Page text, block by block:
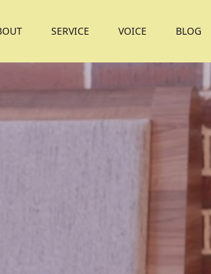
SERVICE VOICE BLOG